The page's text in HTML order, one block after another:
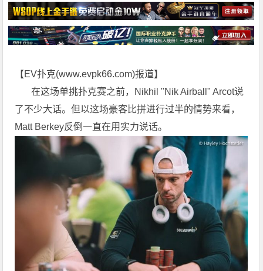
【EV扑克(www.evpk66.com)报道】
在这场单挑扑克赛之前，Nikhil "Nik Airball" Arcot说
了不少大话。但以这场豪客比拼进行过半的情势来看，
Matt Berkey反倒一直在用实力说话。